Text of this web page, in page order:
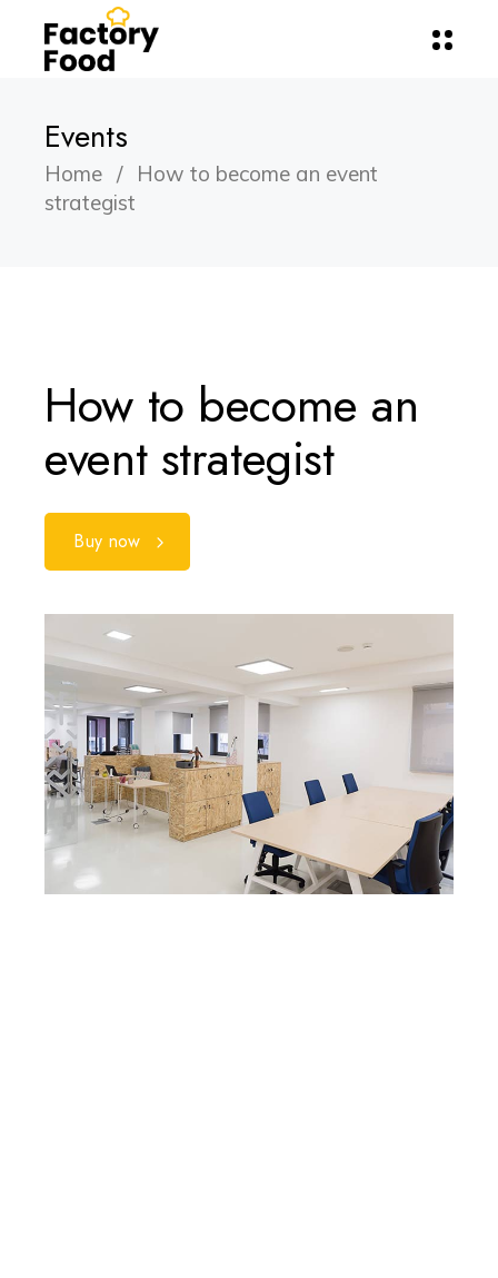
Events
Home
How to become an event
strategist
How to become an
event strategist
Buy now